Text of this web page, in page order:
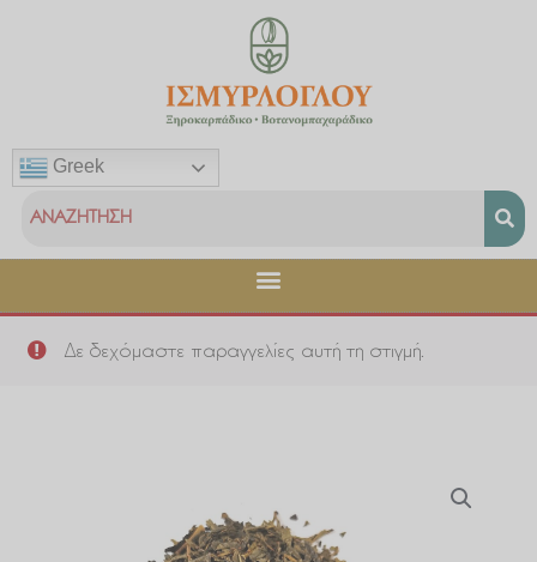
Greek
Δε δεχόμαστε παραγγελίες αυτή τη στιγμή.